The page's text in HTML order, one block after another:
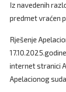
Iz navedenih
predmet vraćen
Rješenje
internet stranici
Apelacionog